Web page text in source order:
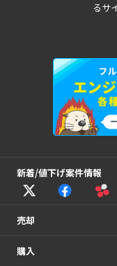
るサ
新着/値下げ案件情報
売却
購入